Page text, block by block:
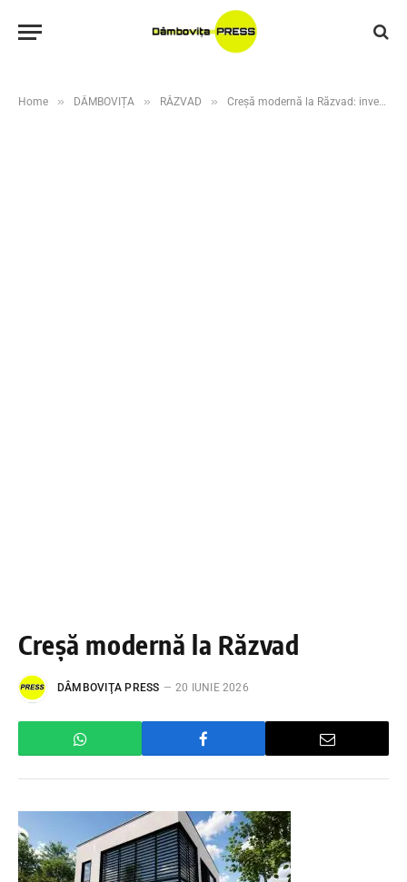
Home » DÂMBOVIȚA » RĂZVAD » Creșă modernă la Răzvad: investiție de 10 milioane de lei pentru educația timpurie a copiilor
Creșă modernă la Răzvad
DÂMBOVIŢA PRESS 20 IUNIE 2026